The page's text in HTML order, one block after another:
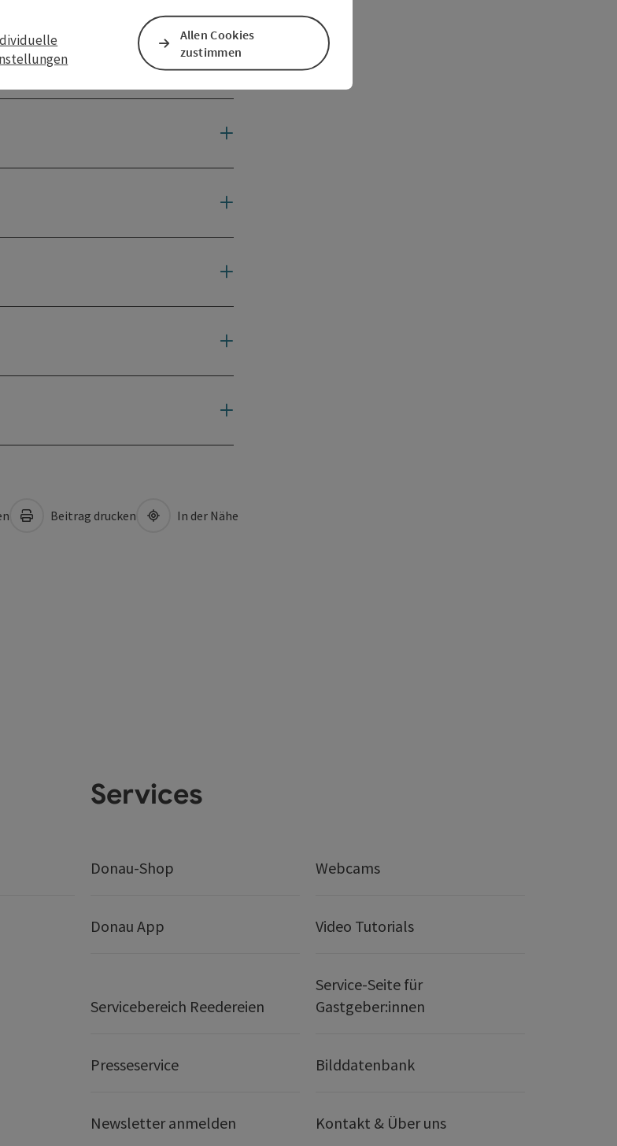
Beitrag drucken In der Nähe
Services
Donau-Shop Webcams
Donau App Video Tutorials
Servicebereich Reedereien
Service-Seite für
Gastgeber:innen
Presseservice Bilddatenbank
Newsletter anmelden Kontakt & Über uns
Allen Cookies
zustimmen